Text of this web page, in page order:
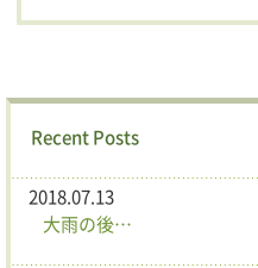
Recent Posts
2018.07.13
大雨の後…